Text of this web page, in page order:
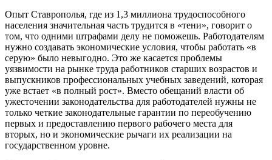
Опыт Ставрополья, где из 1,3 миллиона трудоспособного
населения значительная часть трудится в «тени», говорит о
том, что одними штрафами делу не поможешь. Работодателям
нужно создавать экономические условия, чтобы работать «в
серую» было невыгодно. Это же касается проблемы
уязвимости на рынке труда работников старших возрастов и
выпускников профессиональных учебных заведений, которая
уже встает «в полный рост». Вместо обещаний власти об
ужесточении законодательства для работодателей нужны не
только четкие законодательные гарантии по переобучению
первых и предоставлению первого рабочего места для
вторых, но и экономические рычаги их реализации на
государственном уровне.